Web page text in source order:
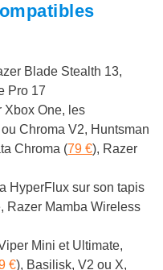
Blade Stealth 13,
Pro 17
Xbox One, les
Chroma V2, Huntsman
Chroma (79 €), Razer
HyperFlux sur son tapis
Razer Mamba Wireless
Mini et Ultimate,
€), Basilisk, V2 ou X,